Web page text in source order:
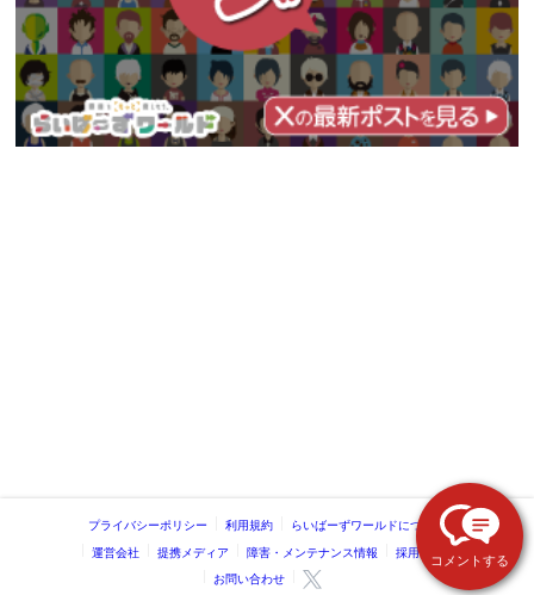
コメントする
プライバシーポリシー 利用規約 らいばーずワールドについて
運営会社 提携メディア 障害・メンテナンス情報 採用情報
お問い合わせ